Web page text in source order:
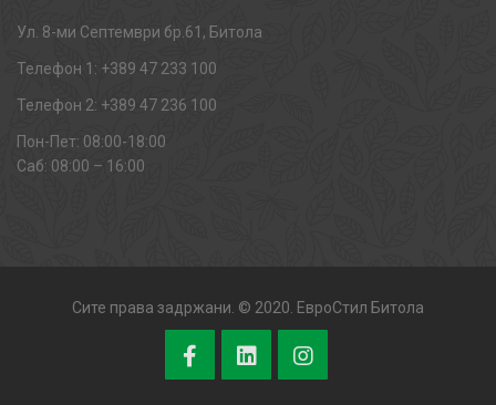
Ул. 8-ми Септември бр.61, Битола
Телефон 1: +389 47 233 100
Телефон 2: +389 47 236 100
Пон-Пет: 08:00-18:00
Саб: 08:00 – 16:00
Сите права задржани. © 2020. ЕвроСтил Битола